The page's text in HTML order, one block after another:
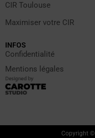
CIR Toulouse
Maximiser votre CIR
INFOS
Confidentialité
Mentions légales
Copyright ©